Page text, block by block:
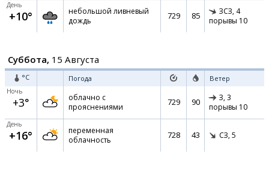
День
+10°
небольшой ливневый
дождь
729 85 ЗСЗ, 4
порывы 10
Суббота, 15 Августа
°C Погода Ветер
Ночь
+3°
облачно с
прояснениями
729 90 З, 3
порывы 10
День
+16°
переменная
облачность
728 43 СЗ, 5